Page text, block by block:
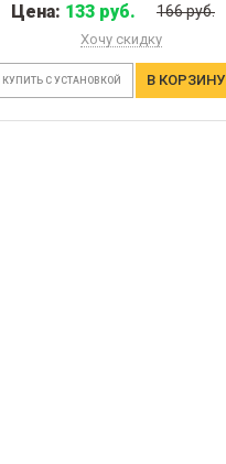
Цена: 133 руб. 166 руб.
Хочу скидку
КУПИТЬ С УСТАНОВКОЙ В КОРЗИНУ